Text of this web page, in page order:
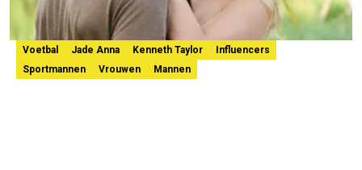
Voetbal Jade Anna Kenneth Taylor
Influencers
Sportmannen
Vrouwen Mannen